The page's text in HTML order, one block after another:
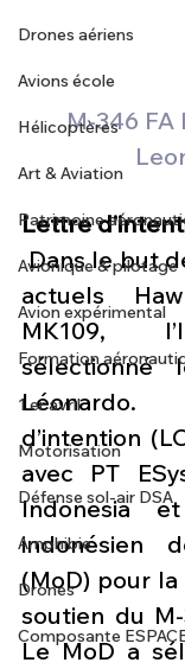
Drones aériens
Avions école
Hélicoptères
Art & Aviation
Patrimoine
Avionique & pilotage
Avion expérimental
Formation
1 er avril
Motorisation
Défense sol-air DSA
Amphibie
Drones
Composante
M-346 FA
Lettre
Dans le but
actuels
MK109,
sélectionné
d’intention
avec PT
Indonesia
indonésien
(MoD) pour
soutien du
Le MoD a